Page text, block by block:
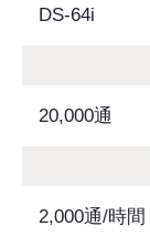
DS-64i
20,000通
2,000通/時間